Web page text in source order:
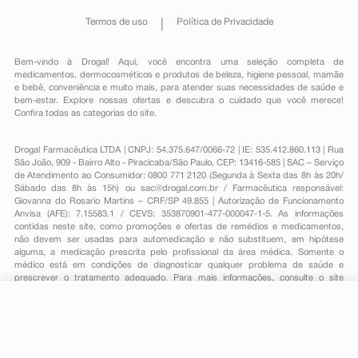
Termos de uso Política de Privacidade
Bem-vindo à Drogal! Aqui, você encontra uma seleção completa de
medicamentos , dermocosméticos e produtos de beleza, higiene pessoal ,mamãe
e bebê, conveniênciae muito mais, para atender suas necessidades de saúde e
bem-estar. Explore nossas ofertas e descubra o cuidado que você merece!
Confira todas as categorias do site.
Drogal Farmacêutica LTDA | CNPJ: 54.375.647/0066-72 | IE: 535.412.860.113 | Rua
São João, 909 - Bairro Alto - Piracicaba/São Paulo, CEP: 13416-585 | SAC – Serviço
de Atendimento ao Consumidor: 0800 771 2120 (Segunda à Sexta das 8h às 20h/
Sábado das 8h às 15h) ou sac@drogal.com.br/ Farmacêutica responsável:
Giovanna do Rosario Martins – CRF/SP 49.855 | Autorização de Funcionamento
Anvisa (AFE): 7.15583.1 / CEVS: 353870901-477-000047-1-5. As informações
contidas neste site, como promoções e ofertas de remédios e medicamentos,
não devem ser usadas para automedicação e não substituem, em hipótese
alguma, a medicação prescrita pelo profissional da área médica. Somente o
médico está em condições de diagnosticar qualquer problema de saúde e
prescrever o tratamento adequado. Para mais informações, consulte o site